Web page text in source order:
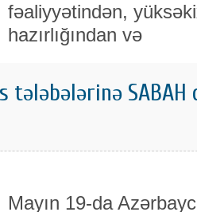
fəaliyyətindən,
hazırlığından və
tələbələrinə SABAH
Mayın 19-da